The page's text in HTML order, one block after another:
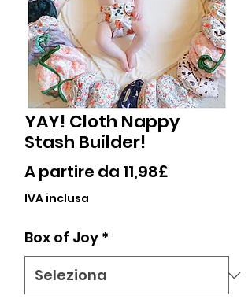
YAY! Cloth Nappy
Stash Builder!
A partire da 11,98£
IVA inclusa
Box of Joy *